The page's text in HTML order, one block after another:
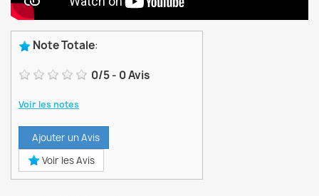
Note Totale:
0/5- 0Avis
Voir les notes
Ajouter un Avis
Voir les Avis